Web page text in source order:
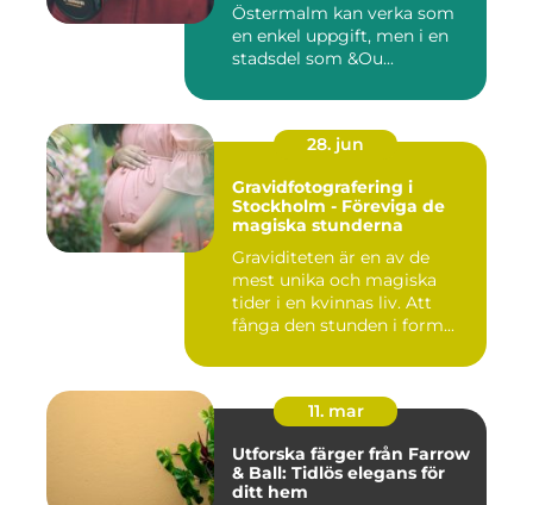
Östermalm kan verka som
en enkel uppgift, men i en
stadsdel som &Ou...
28. jun
Gravidfotografering i
Stockholm - Föreviga de
magiska stunderna
Graviditeten är en av de
mest unika och magiska
tider i en kvinnas liv. Att
fånga den stunden i form...
11. mar
Utforska färger från Farrow
& Ball: Tidlös elegans för
ditt hem